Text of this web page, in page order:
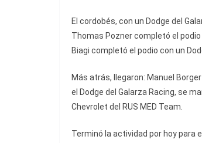
El cordobés, con un Dodge del
Thomas Pozner completó el
Biagi completó el podio con un
Más atrás, llegaron: Manuel
el Dodge del Galarza Racing, se
Chevrolet del RUS MED Team.
Terminó la actividad por hoy para